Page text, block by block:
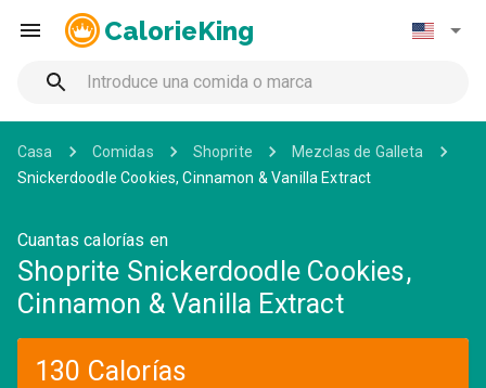
CalorieKing
Casa Comidas Shoprite
Mezclas de Galleta
Snickerdoodle Cookies, Cinnamon & Vanilla Extract
Cuantas calorías en
Shoprite Snickerdoodle Cookies,
Cinnamon & Vanilla Extract
130 Calorías